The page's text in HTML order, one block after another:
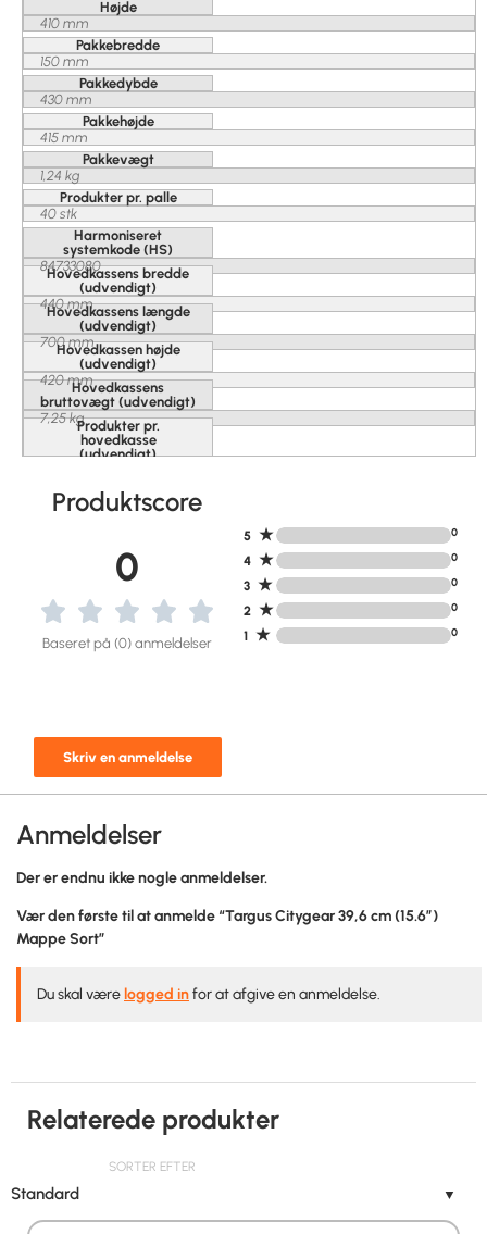
Højde
410 mm
Pakkebredde
150 mm
Pakkedybde
430 mm
Pakkehøjde
415 mm
Pakkevægt
1,24 kg
Produkter pr. palle
40 stk
Harmoniseret
systemkode (HS)
84733080
Hovedkassens bredde
(udvendigt)
440 mm
Hovedkassens længde
(udvendigt)
700 mm
Hovedkassen højde
(udvendigt)
420 mmHovedkassens
bruttovægt (udvendigt)
7,25 kgProdukter pr.
hovedkasse
(udvendigt)
Produktscore
0
Baseret på (0) anmeldelser
Skriv en anmeldelse
5 ★ 0
4 ★ 0
3 ★ 0
2 ★ 0
1 ★ 0
Anmeldelser
Der er endnu ikke nogle anmeldelser.
Vær den første til at anmelde “Targus Citygear 39,6 cm (15.6″)
Mappe Sort”
Du skal være logged infor at afgive en anmeldelse.
Relaterede produkter
SORTER EFTER
Standard ▼